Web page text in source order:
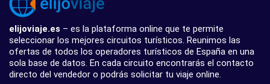
elijoviaje.es – es la plataforma online que te permite
seleccionar los mejores circuitos turísticos. Reunimos las
ofertas de todos los operadores turísticos de España en una
sola base de datos. En cada circuito encontrarás el contacto
directo del vendedor o podrás solicitar tu viaje online.